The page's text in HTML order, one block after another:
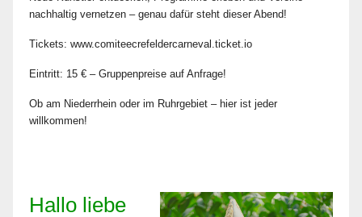
nachhaltig vernetzen – genau dafür steht dieser Abend!
Tickets: www.comiteecrefeldercarneval.ticket.io
Eintritt: 15 € – Gruppenpreise auf Anfrage!
Ob am Niederrhein oder im Ruhrgebiet – hier ist jeder
willkommen!
Hallo liebe